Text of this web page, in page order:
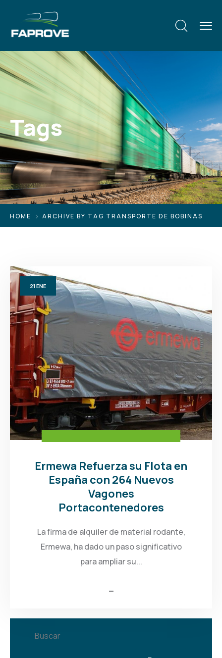
Tags
HOME ARCHIVE BY TAG TRANSPORTE DE BOBINAS
21ENE
Ermewa Refuerza su Flota en
España con 264 Nuevos
Vagones
Portacontenedores
La firma de alquiler de material rodante,
Ermewa, ha dado un paso significativo
para ampliar su...
Buscar